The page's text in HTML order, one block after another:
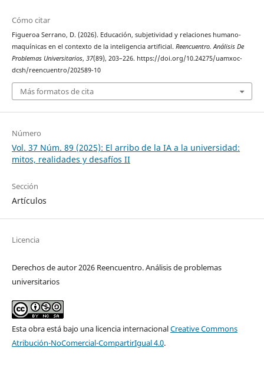
Cómo citar
Figueroa Serrano, D. (2026). Educación, subjetividad y relaciones humano-
maquínicas en el contexto de la inteligencia artificial. Reencuentro. Análisis De
Problemas Universitarios, 37(89), 203–226. https://doi.org/10.24275/uamxoc-
dcsh/reencuentro/202589-10
Más formatos de cita
Número
Vol. 37 Núm. 89 (2025): El arribo de la IA a la universidad:
mitos, realidades y desafíos II
Sección
Artículos
Licencia
Derechos de autor 2026 Reencuentro. Análisis de problemas
universitarios
Esta obra está bajo una licencia internacionalCreative Commons
Atribución-NoComercial-CompartirIgual 4.0.